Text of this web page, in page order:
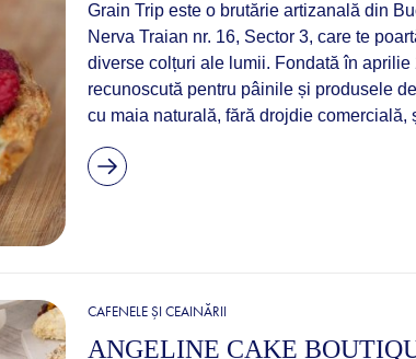
Grain Trip este o brutărie artizanală din
Nerva Traian nr. 16, Sector 3, care te
diverse colțuri ale lumii. Fondată în aprilie
recunoscută pentru pâinile și produsele
cu maia naturală, fără drojdie comercială,
CAFENELE ȘI CEAINĂRII
ANGELINE CAKE